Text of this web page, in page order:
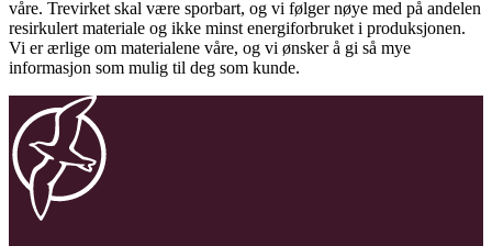
våre. Trevirket skal være sporbart, og vi følger nøye med på andelen
resirkulert materiale og ikke minst energiforbruket i produksjonen.
Vi er ærlige om materialene våre, og vi ønsker å gi så mye
informasjon som mulig til deg som kunde.